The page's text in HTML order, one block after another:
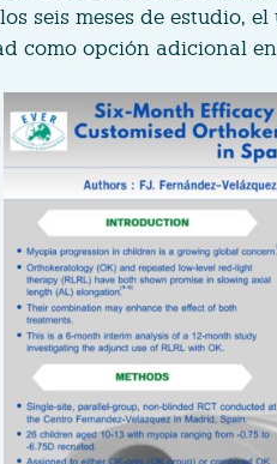
seis meses de estudio,
como opción adicional